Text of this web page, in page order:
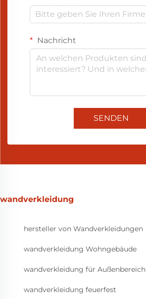
Nachricht
SENDEN
wandverkleidung
hersteller von Wandverkleidungen
wandverkleidung Wohngebäude
wandverkleidung für Außenbereich
wandverkleidung feuerfest